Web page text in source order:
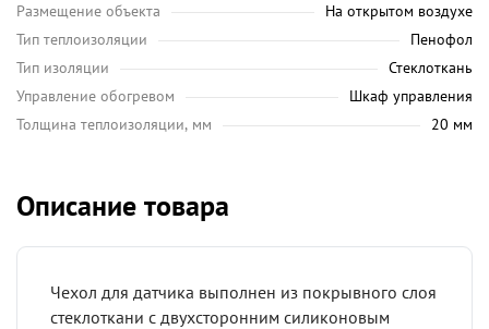
Размещение объекта
На открытом воздухе
Тип теплоизоляции
Пенофол
Тип изоляции
Стеклоткань
Управление обогревом
Шкаф управления
Толщина теплоизоляции, мм
20 мм
Описание товара
Чехол для датчика выполнен из покрывного слоя
стеклоткани с двухсторонним силиконовым